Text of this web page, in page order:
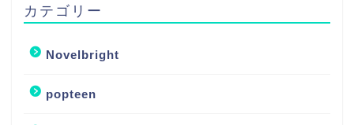
カテゴリー
Novelbright
popteen